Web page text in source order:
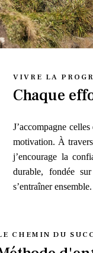
VIVRE LA
Chaque
J’accompagne
motivation. À
j’encourage la
durable, fondée
s’entraîner ensemble.
CHEMIN DU